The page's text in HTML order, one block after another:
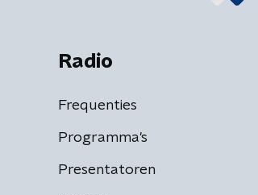
Radio
Frequenties
Programma's
Presentatoren